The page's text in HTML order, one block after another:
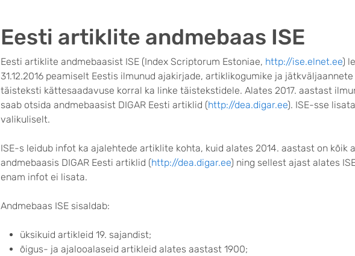
Eesti artiklite andmebaas ISE
Eesti artiklite andmebaasist ISE (Index Scriptorum Estoniae, http://ise.elnet.ee)
31.12.2016 peamiselt Eestis ilmunud ajakirjade, artiklikogumike ja
täisteksti kättesaadavuse korral ka linke täistekstidele. Alates 2017. aastast
saab otsida andmebaasist DIGAR Eesti artiklid (http://dea.digar.ee). ISE-sse
valikuliselt.
ISE-s leidub infot ka ajalehtede artiklite kohta, kuid alates 2014. aastast on kõik
andmebaasis DIGAR Eesti artiklid (http://dea.digar.ee) ning sellest ajast alates
enam infot ei lisata.
Andmebaas ISE sisaldab:
üksikuid artikleid 19. sajandist;
õigus- ja ajalooalaseid artikleid alates aastast 1900;